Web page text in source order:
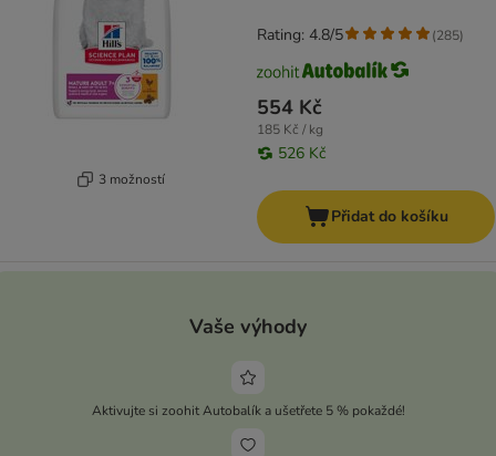
3 možností
554 Kč
185 Kč / kg
526 Kč
Rating: 4.8/5 (285)
Přidat do košíku
Vaše výhody
Aktivujte si zoohit Autobalík a ušetřete 5 % pokaždé!